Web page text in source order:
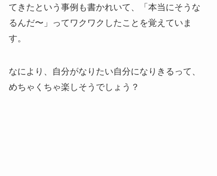
てきたという事例も書かれいて、「本当にそうな
るんだ〜」ってワクワクしたことを覚えていま
す。
なにより、自分がなりたい自分になりきるって、
めちゃくちゃ楽しそうでしょう？